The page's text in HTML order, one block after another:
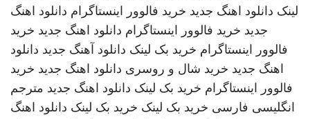
لینک دانلود اهنگ جدید خرید فالوور اینستاگرام دانلود اهنگ
جدید خرید فالوور اینستاگرام دانلود اهنگ جدید خرید
فالوور اینستاگرام خرید بک لینک دانلود آهنگ جدید دانلود
اهنگ جدید خرید شال و روسری دانلود اهنگ جدید خرید
فالوور اینستاگرام خرید بک لینک دانلود اهنگ جدید مترجم
انگلیسی فارسی خرید بک لینک خرید بک لینک دانلود اهنگ